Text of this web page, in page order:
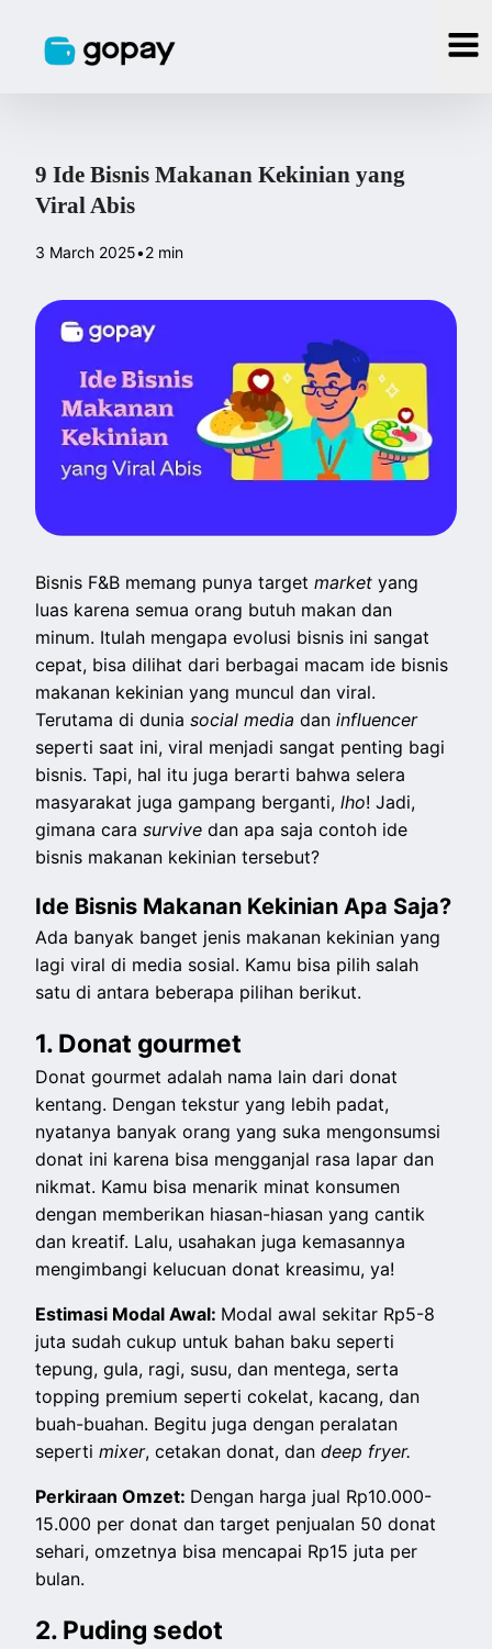
9 Ide Bisnis Makanan Kekinian yang
Viral Abis
3 March 2025•2 min
Bisnis F&B memang punya targetmarketyang
luas karena semua orang butuh makan dan
minum. Itulah mengapa evolusi bisnis ini sangat
cepat, bisa dilihat dari berbagai macam ide bisnis
makanan kekinian yang muncul dan viral.
Terutama di duniasocial media daninfluencer
seperti saat ini, viral menjadi sangat penting bagi
bisnis. Tapi, hal itu juga berarti bahwa selera
masyarakat juga gampang berganti,lho! Jadi,
gimana carasurvivedan apa saja contoh ide
bisnis makanan kekinian tersebut?
Ide Bisnis Makanan Kekinian Apa Saja?
Ada banyak banget jenis makanan kekinian yang
lagi viral di media sosial. Kamu bisa pilih salah
satu di antara beberapa pilihan berikut.
1. Donat gourmet
Donat gourmet adalah nama lain dari donat
kentang. Dengan tekstur yang lebih padat,
nyatanya banyak orang yang suka mengonsumsi
donat ini karena bisa mengganjal rasa lapar dan
nikmat. Kamu bisa menarik minat konsumen
dengan memberikan hiasan-hiasan yang cantik
dan kreatif. Lalu, usahakan juga kemasannya
mengimbangi kelucuan donat kreasimu, ya!
Estimasi Modal Awal: Modal awal sekitar Rp5-8
juta sudah cukup untuk bahan baku seperti
tepung, gula, ragi, susu, dan mentega, serta
topping premium seperti cokelat, kacang, dan
buah-buahan. Begitu juga dengan peralatan
sepertimixer, cetakan donat, dandeep fryer.
Perkiraan Omzet: Dengan harga jual Rp10.000-
15.000 per donat dan target penjualan 50 donat
sehari, omzetnya bisa mencapai Rp15 juta per
bulan.
2. Puding sedot